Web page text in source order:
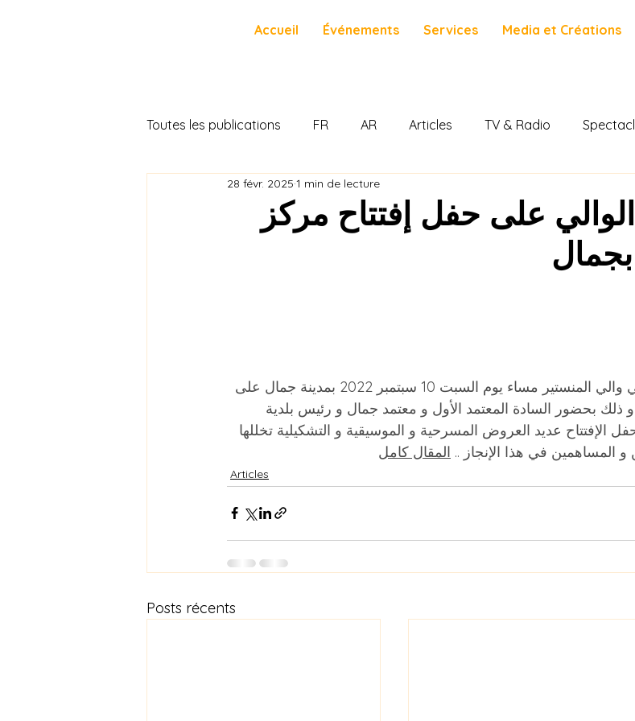
Accueil Événements Services Media et Créations
Toutes les publications FR AR Articles TV & Radio
على حفل إفتتاح مركز
28 févr. 2025 1 min de lecture
أشرف السيد المنذر بن سيك علي والي المنستير مساء يوم السبت 10 سبتمبر 2022 بمدينة جمال على
ذلك بحضور السادة المعتمد الأول و معتمد جمال و رئيس بلدية
الإفتتاح عديد العروض المسرحية و الموسيقية و التشكيلية تخللها
و المساهمين في هذا الإنجاز .. المقال كامل
Articles
Posts récents